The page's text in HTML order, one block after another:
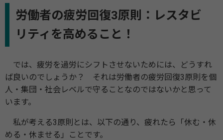
労働者の疲労回復3原則：レスタビ
リティを高めること！
では、疲労を過労にシフトさせないためには、どうすれ
ば良いのでしょうか？ それは労働者の疲労回復3原則を個
人・集団・社会レベルで守ることなのではないかと思って
います。
私が考える3原則とは、以下の通り、疲れたら「休む・休
める・休ませる」ことです。